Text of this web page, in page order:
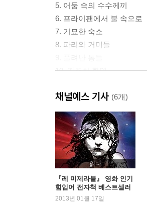
5. 어둠 속의 수수께끼
6. 프라이팬에서 불 속으로
7. 기묘한 숙소
8. 파리와 거미들
10. 따뜻한 환영
12. 비밀 정보
13. 출타중
14. 불과 물
15. 먹구름이 드리우다
16. 한밤중의 도둑
17. 먹구름이 갈라지다
18. 귀향길
19. 마지막 여정
채널예스 기사 (6개)
읽다
『레 미제라블』 영화 인기
힘입어 전자책 베스트셀러
1위 등극
2013년 01월 17일